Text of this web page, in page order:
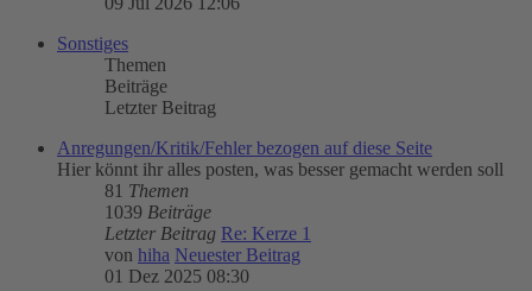
Sonstiges
Themen
Beiträge
Letzter Beitrag
Anregungen/Kritik/Fehler bezogen auf diese Seite
Hier könnt ihr alles posten, was besser gemacht werden soll
81 Themen
1039 Beiträge
Letzter Beitrag Re: Kerze 1
von hiha Neuester Beitrag
01 Dez 2025 08:30